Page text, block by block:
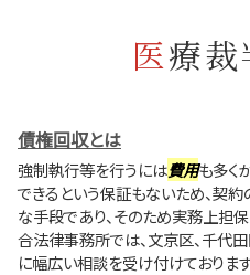
医療
債権回収とは
強制執行等を行うには費用も多く
できるという保証もないため、契
な手段であり、そのため実務上担
合法律事務所では、文京区、千代
に幅広い相談を受け付けております